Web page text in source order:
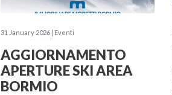
31 January 2026 | Eventi
AGGIORNAMENTO
APERTURE SKI AREA
BORMIO